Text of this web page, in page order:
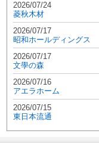
2026/07/24
菱秋木材
2026/07/17
昭和ホールディングス
2026/07/17
文學の森
2026/07/16
アエラホーム
2026/07/15
東日本流通